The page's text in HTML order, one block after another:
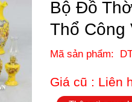
Bộ Đồ
Thổ Công
Mã sản phẩm:
Giá cũ : Liên